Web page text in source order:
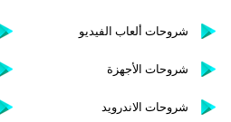
شروحات ألعاب الفيديو
شروحات الأجهزة
شروحات الاندرويد